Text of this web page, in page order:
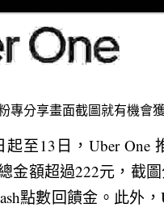
專分享畫面截圖就有機會
至13日，Uber One
額超過222元，截圖
點數回饋金。此外